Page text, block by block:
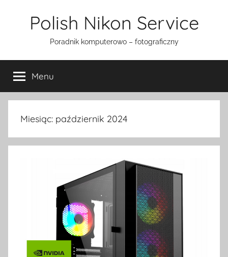
Polish Nikon Service
Poradnik komputerowo – fotograficzny
Menu
Miesiąc: październik 2024